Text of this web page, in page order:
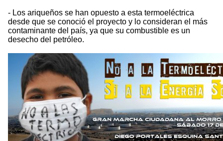
- Los ariqueños se han opuesto a esta termoeléctrica
desde que se conoció el proyecto y lo consideran el más
contaminante del país, ya que su combustible es un
desecho del petróleo.